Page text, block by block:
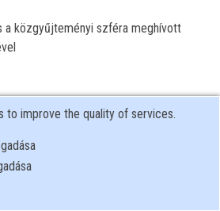
a közgyűjteményi szféra meghívott
to improve the quality of services.